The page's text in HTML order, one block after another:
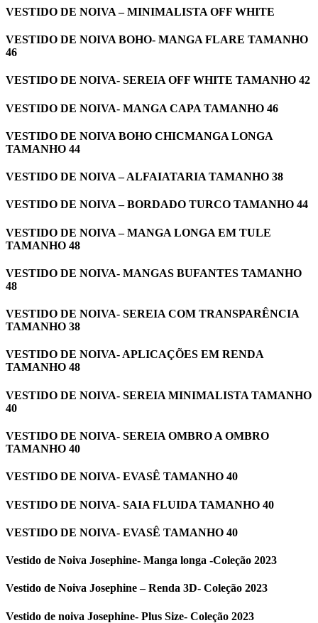
VESTIDO DE NOIVA – MINIMALISTA OFF WHITE
VESTIDO DE NOIVA BOHO- MANGA FLARE TAMANHO
46
VESTIDO DE NOIVA- SEREIA OFF WHITE TAMANHO 42
VESTIDO DE NOIVA- MANGA CAPA TAMANHO 46
VESTIDO DE NOIVA BOHO CHICMANGA LONGA
TAMANHO 44
VESTIDO DE NOIVA – ALFAIATARIA TAMANHO 38
VESTIDO DE NOIVA – BORDADO TURCO TAMANHO 44
VESTIDO DE NOIVA – MANGA LONGA EM TULE
TAMANHO 48
VESTIDO DE NOIVA- MANGAS BUFANTES TAMANHO
48
VESTIDO DE NOIVA- SEREIA COM TRANSPARÊNCIA
TAMANHO 38
VESTIDO DE NOIVA- APLICAÇÕES EM RENDA
TAMANHO 48
VESTIDO DE NOIVA- SEREIA MINIMALISTA TAMANHO
40
VESTIDO DE NOIVA- SEREIA OMBRO A OMBRO
TAMANHO 40
VESTIDO DE NOIVA- EVASÊ TAMANHO 40
VESTIDO DE NOIVA- SAIA FLUIDA TAMANHO 40
VESTIDO DE NOIVA- EVASÊ TAMANHO 40
Vestido de Noiva Josephine- Manga longa -Coleção 2023
Vestido de Noiva Josephine – Renda 3D- Coleção 2023
Vestido de noiva Josephine- Plus Size- Coleção 2023